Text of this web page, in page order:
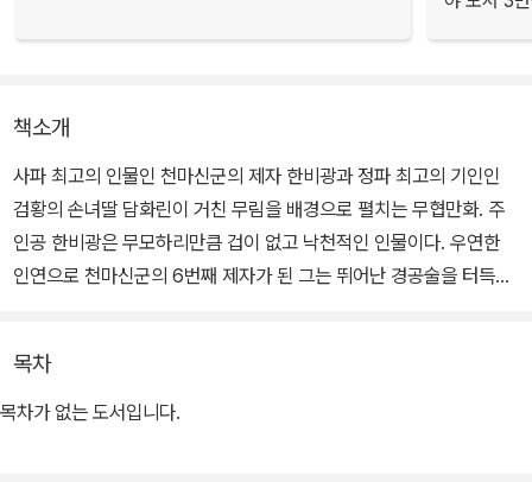
책소개
사파 최고의 인물인 천마신군의 제자 한비광과 정파 최고의 기인인
검황의 손녀딸 담화린이 거친 무림을 배경으로 펼치는 무협만화. 주
인공 한비광은 무모하리만큼 겁이 없고 낙천적인 인물이다. 우연한
인연으로 천마신군의 6번째 제자가 된 그는 뛰어난 경공술을 터득하
로 실종된 할아버지를 찾기 위해 남장으로 변장하고 강호를 누비다
한비광을 만나 사랑을 키워간다.
목차
목차가 없는 도서입니다.